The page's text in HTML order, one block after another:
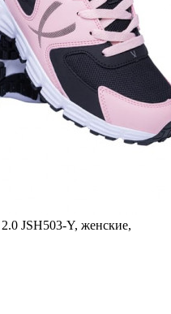
JSH503-Y, женские,